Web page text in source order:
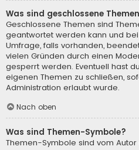
Was sind geschlossene
Geschlossene Themen sind
geantwortet werden kann und
Umfrage, falls vorhanden,
vielen Gründen durch einen
gesperrt werden. Eventuell hast
eigenen Themen zu schließen,
Administration erlaubt wurde.
Nach oben
Was sind Themen-Symbole?
Themen-Symbole sind vom